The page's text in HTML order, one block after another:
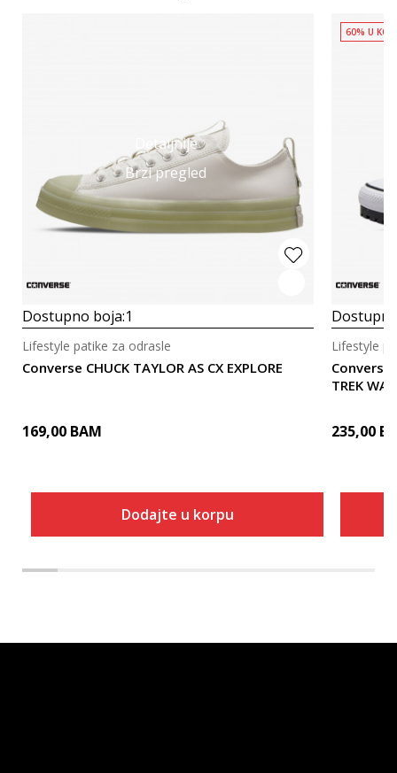
Detaljnije
Brzi pregled
Dostupno boja:1
Converse CHUCK TAYLOR AS CX EXPLORE
Lifestyle patike za odrasle
169,00 BAM
Dodajte u korpu
60% U
Converse
TREK
Lifestyle
235,00